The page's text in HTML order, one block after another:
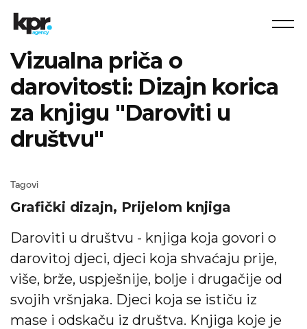
Vizualna priča o
darovitosti: Dizajn korica
za knjigu "Daroviti u
društvu"
Tagovi
Grafički dizajn, Prijelom knjiga
Daroviti u društvu - knjiga koja govori o
darovitoj djeci, djeci koja shvaćaju prije,
više, brže, uspješnije, bolje i drugačije od
svojih vršnjaka. Djeci koja se ističu iz
mase i odskaču iz društva. Knjiga koje je